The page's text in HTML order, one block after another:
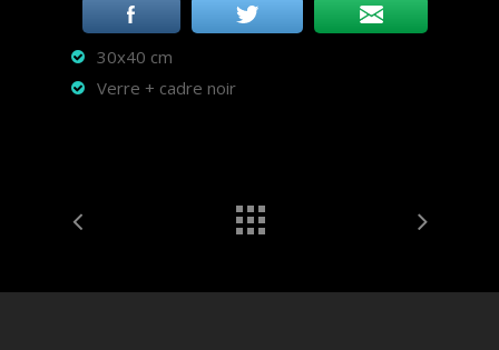
30x40 cm
Verre + cadre noir